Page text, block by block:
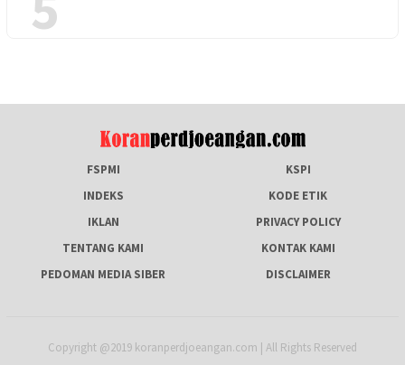
FSPMI
KSPI
INDEKS
KODE ETIK
IKLAN
PRIVACY POLICY
TENTANG KAMI
KONTAK KAMI
PEDOMAN MEDIA SIBER
DISCLAIMER
Copyright @2019 koranperdjoeangan.com | All Rights Reserved